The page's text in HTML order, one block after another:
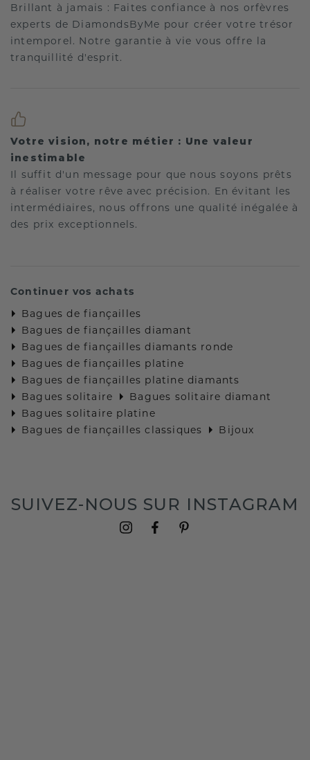
Brillant à jamais : Faites confiance à nos orfèvres
experts de DiamondsByMe pour créer votre trésor
intemporel. Notre garantie à vie vous offre la
tranquillité d'esprit.
Votre vision, notre métier : Une valeur
inestimable
Il suffit d'un message pour que nous soyons prêts
à réaliser votre rêve avec précision. En évitant les
intermédiaires, nous offrons une qualité inégalée à
des prix exceptionnels.
Continuer vos achats
Bagues de fiançailles
Bagues de fiançailles diamant
Bagues de fiançailles diamants ronde
Bagues de fiançailles platine
Bagues de fiançailles platine diamants
Bagues solitaire
Bagues solitaire diamant
Bagues solitaire platine
Bagues de fiançailles classiques
Bijoux
SUIVEZ-NOUS SUR INSTAGRAM